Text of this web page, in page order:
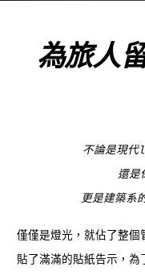
為旅人
不論是現
還是
更是建築系
僅僅是燈光，就佔了整個
貼了滿滿的貼紙告示，